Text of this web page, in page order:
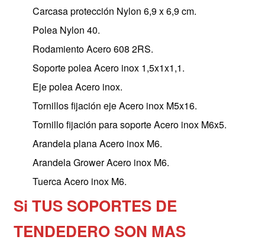
Carcasa protección Nylon 6,9 x 6,9 cm.
Polea Nylon 40.
Rodamiento Acero 608 2RS.
Soporte polea Acero inox 1,5x1x1,1.
Eje polea Acero inox.
Tornillos fijación eje Acero inox M5x16.
Tornillo fijación para soporte Acero inox M6x5.
Arandela plana Acero inox M6.
Arandela Grower Acero inox M6.
Tuerca Acero inox M6.
Si TUS SOPORTES DE
TENDEDERO SON MAS